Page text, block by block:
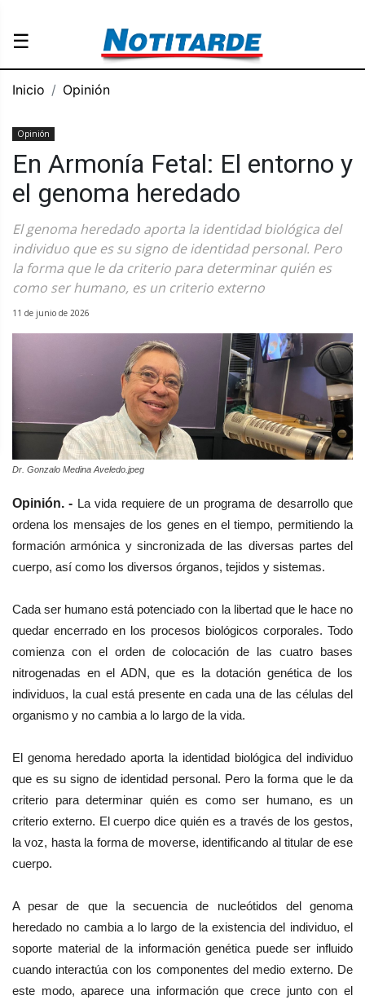
☰
Inicio Opinión
Opinión
En Armonía Fetal: El entorno y
el genoma heredado
El genoma heredado aporta la identidad biológica del
individuo que es su signo de identidad personal. Pero
la forma que le da criterio para determinar quién es
como ser humano, es un criterio externo
11 de junio de 2026
Dr. Gonzalo Medina Aveledo.jpeg
Opinión. - La vida requiere de un programa de desarrollo que
ordena los mensajes de los genes en el tiempo, permitiendo la
formación armónica y sincronizada de las diversas partes del
cuerpo, así como los diversos órganos, tejidos y sistemas.
Cada ser humano está potenciado con la libertad que le hace no
quedar encerrado en los procesos biológicos corporales. Todo
comienza con el orden de colocación de las cuatro bases
nitrogenadas en el ADN, que es la dotación genética de los
individuos, la cual está presente en cada una de las células del
organismo y no cambia a lo largo de la vida.
El genoma heredado aporta la identidad biológica del individuo
que es su signo de identidad personal. Pero la forma que le da
criterio para determinar quién es como ser humano, es un
criterio externo. El cuerpo dice quién es a través de los gestos,
la voz, hasta la forma de moverse, identificando al titular de ese
cuerpo.
A pesar de que la secuencia de nucleótidos del genoma
heredado no cambia a lo largo de la existencia del individuo, el
soporte material de la información genética puede ser influido
cuando interactúa con los componentes del medio externo. De
este modo, aparece una información que crece junto con el